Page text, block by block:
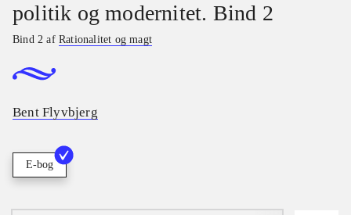
politik og modernitet. Bind 2
Bind 2 afRationalitet og magt
Bent Flyvbjerg
E-bog